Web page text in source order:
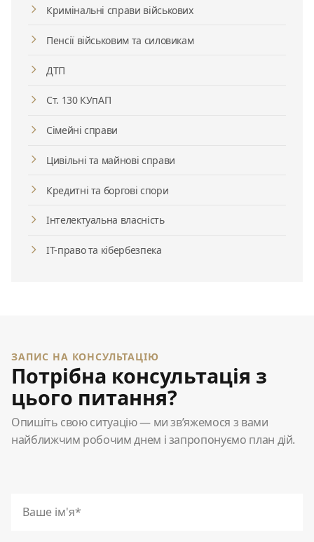
Кримінальні справи військових
Пенсії військовим та силовикам
ДТП
Ст. 130 КУпАП
Сімейні справи
Цивільні та майнові справи
Кредитні та боргові спори
Інтелектуальна власність
ІТ-право та кібербезпека
ЗАПИС НА КОНСУЛЬТАЦІЮ
Потрібна консультація з
цього питання?
Опишіть свою ситуацію — ми зв’яжемося з вами
найближчим робочим днем і запропонуємо план дій.